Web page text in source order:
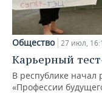
Общество 27 июл,
Карьерный
В республике
«Профессии